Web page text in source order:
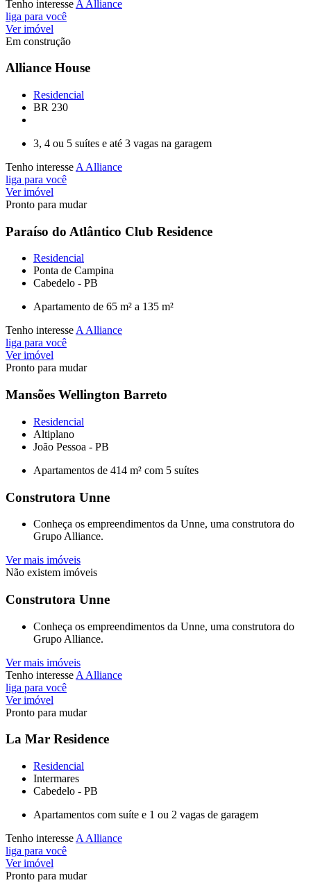
Tenho interesse A Alliance
liga para você
Ver imóvel
Em construção
Alliance House
Residencial
BR 230
3, 4 ou 5 suítes e até 3 vagas na garagem
Tenho interesse A Alliance
liga para você
Ver imóvel
Pronto para mudar
Paraíso do Atlântico Club Residence
Residencial
Ponta de Campina
Cabedelo - PB
Apartamento de 65 m² a 135 m²
Tenho interesseA Alliance
liga para você
Ver imóvel
Pronto para mudar
Mansões Wellington Barreto
Residencial
Altiplano
João Pessoa - PB
Apartamentos de 414 m² com 5 suítes
Construtora Unne
Conheça os empreendimentos da Unne, uma construtora do
Grupo Alliance.
Ver mais imóveis
Não existem imóveis
Construtora Unne
Conheça os empreendimentos da Unne, uma construtora do
Grupo Alliance.
Ver mais imóveis
Tenho interesse A Alliance
liga para você
Ver imóvel
Pronto para mudar
La Mar Residence
Residencial
Intermares
Cabedelo - PB
Apartamentos com suíte e 1 ou 2 vagas de garagem
Tenho interesse A Alliance
liga para você
Ver imóvel
Pronto para mudar